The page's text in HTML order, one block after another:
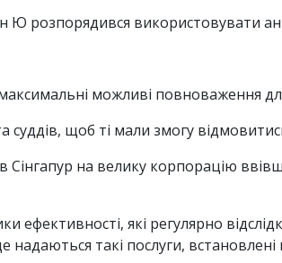
розпорядився використовувати
можливі повноваження
суддів, щоб ті мали змогу
на велику корпорацію ввівши
ефективності, які регулярно
надаються такі послуги,